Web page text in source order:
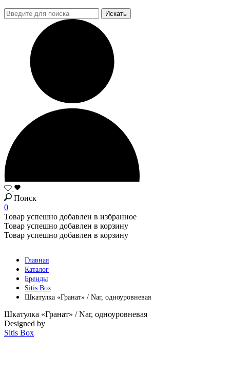
Поиск
0
Товар успешно добавлен в избранное
Товар успешно добавлен в корзину
Товар успешно добавлен в корзину
Главная
Каталог
Бренды
Sitis Box
Шкатулка «Гранат» / Nar, одноуровневая
Шкатулка «Гранат» / Nar, одноуровневая
Designed by
Sitis Box